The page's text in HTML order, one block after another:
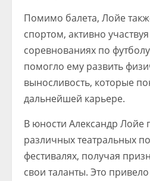
Помимо балета, Лойе
спортом, активно
соревнованиях по
помогло ему развить
выносливость, которые
дальнейшей карьере.
В юности Александр Лойе
различных театральных
фестивалях, получая
свои таланты. Это